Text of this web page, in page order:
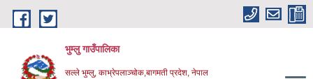
Skip to main content
भुम्लु गाउँपालिका
सल्ले भुम्लु, काभ्रेपलाञ्चोक,बागमती प्रदेश, नेपाल